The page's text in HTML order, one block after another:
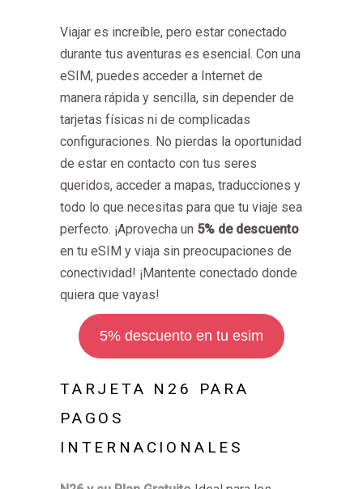
Viajar es increíble, pero estar conectado
durante tus aventuras es esencial. Con una
eSIM, puedes acceder a Internet de
manera rápida y sencilla, sin depender de
tarjetas físicas ni de complicadas
configuraciones. No pierdas la oportunidad
de estar en contacto con tus seres
queridos, acceder a mapas, traducciones y
todo lo que necesitas para que tu viaje sea
perfecto. ¡Aprovecha un 5% de descuento
en tu eSIM y viaja sin preocupaciones de
conectividad! ¡Mantente conectado donde
quiera que vayas!
5% descuento en tu esim
TARJETA N26 PARA
PAGOS
INTERNACIONALES